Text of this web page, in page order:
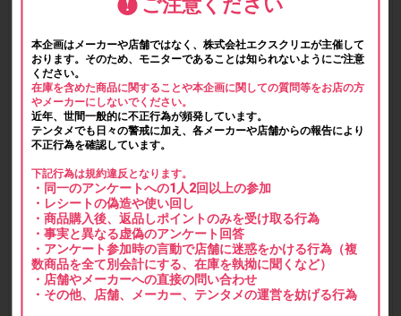
ご注意ください
本企画はメーカーや店舗ではなく、株式会社エクスクリエが主催して
おります。そのため、モニターであることは知られないようにご注意
ください。
在庫を含めた商品に関することや本企画に関しての質問等をお店の方
やメーカーにしないでください。
近年、世間一般的に不正行為が頻発しています。
テンタメでも日々の警戒に加え、各メーカーや店舗からの報告により
不正行為を確認しています。
下記行為は規約違反となります。
・同一のアンケートへの1人2回以上の参加
・レシートの偽造や使い回し
・商品購入後、返品しポイントのみを受け取る行為
・事実と異なる虚偽のアンケート回答
・アンケート参加時の言動で店舗に迷惑をかける行為（複
数商品を全て別会計にする、在庫を執拗に聞くなど）
・店舗やメーカーへの直接の問い合わせ
・その他、店舗、メーカー、テンタメの運営を妨げる行為